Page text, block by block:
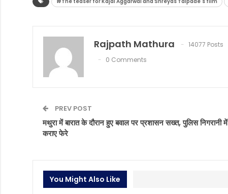
Rajpath Mathura
14077 Posts
0 Comments
PREV POST
मथुरा में बारात के दौरान हुए बवाल पर प्रशासन सख्त, पुलिस निगरानी में
कराए फेरे
You Might Also Like